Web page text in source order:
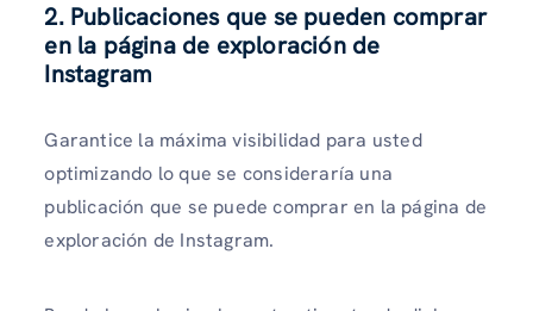
2. Publicaciones que se pueden comprar
en la página de exploración de
Instagram
Garantice la máxima visibilidad para usted
optimizando lo que se consideraría una
publicación que se puede comprar en la página de
exploración de Instagram.